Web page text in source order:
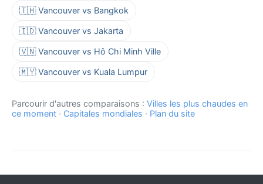
🇹🇭 Vancouver vs Bangkok
🇮🇩 Vancouver vs Jakarta
🇻🇳 Vancouver vs Hô Chi Minh Ville
🇲🇾 Vancouver vs Kuala Lumpur
Parcourir d'autres comparaisons : Villes les plus chaudes en
ce moment · Capitales mondiales · Plan du site